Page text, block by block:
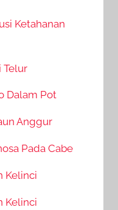
Ketahanan
Telur
Dalam Pot
Anggur
Pada Cabe
Kelinci
Kelinci